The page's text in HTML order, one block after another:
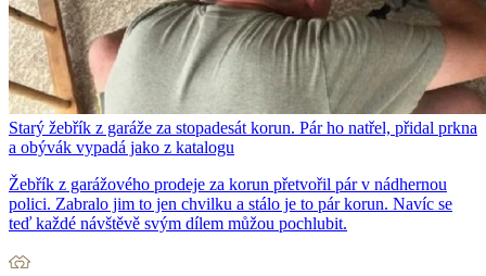
Starý žebřík z garáže za stopadesát korun. Pár ho natřel, přidal prkna
a obývák vypadá jako z katalogu
Žebřík z garážového prodeje za korun přetvořil pár v nádhernou
polici. Zabralo jim to jen chvilku a stálo je to pár korun. Navíc se
teď každé návštěvě svým dílem můžou pochlubit.